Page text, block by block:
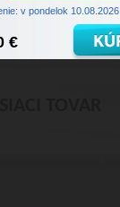
v pondelok
€